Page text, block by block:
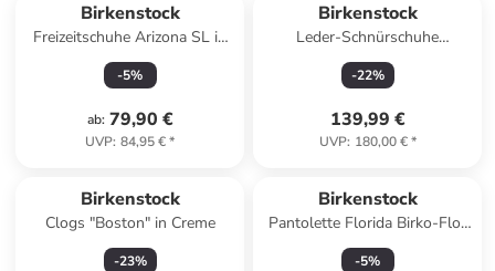
Birkenstock
Freizeitschuhe Arizona SL in
weiß/blau in weiß/blau
-5%
ab: 79,90 €
UVP: 84,95 €*
Birkenstock
Leder-Schnürschuhe
"Highwood" in Schwarz -
Weite S
-22%
139,99 €
UVP: 180,00 €*
Birkenstock
Clogs "Boston" in Creme
-23%
Birkenstock
Pantolette Florida Birko-Flor
Graceful normal in creme
-5%